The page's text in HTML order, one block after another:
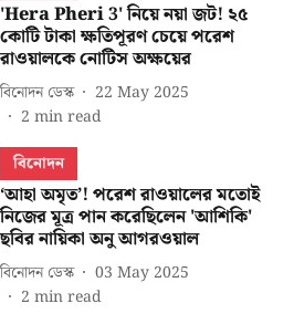
'Hera Pheri 3' নিয়ে নয়া জট! ২৫
কোটি টাকা ক্ষতিপূরণ চেয়ে পরেশ
রাওয়ালকে নোটিস অক্ষয়ের
বিনোদন ডেস্ক
22 May 2025
2 min read
বিনোদন
‘আহা অমৃত’! পরেশ রাওয়ালের মতোই
নিজের মূত্র পান করেছিলেন 'আশিকি'
ছবির নায়িকা অনু আগরওয়াল
বিনোদন ডেস্ক
03 May 2025
2 min read